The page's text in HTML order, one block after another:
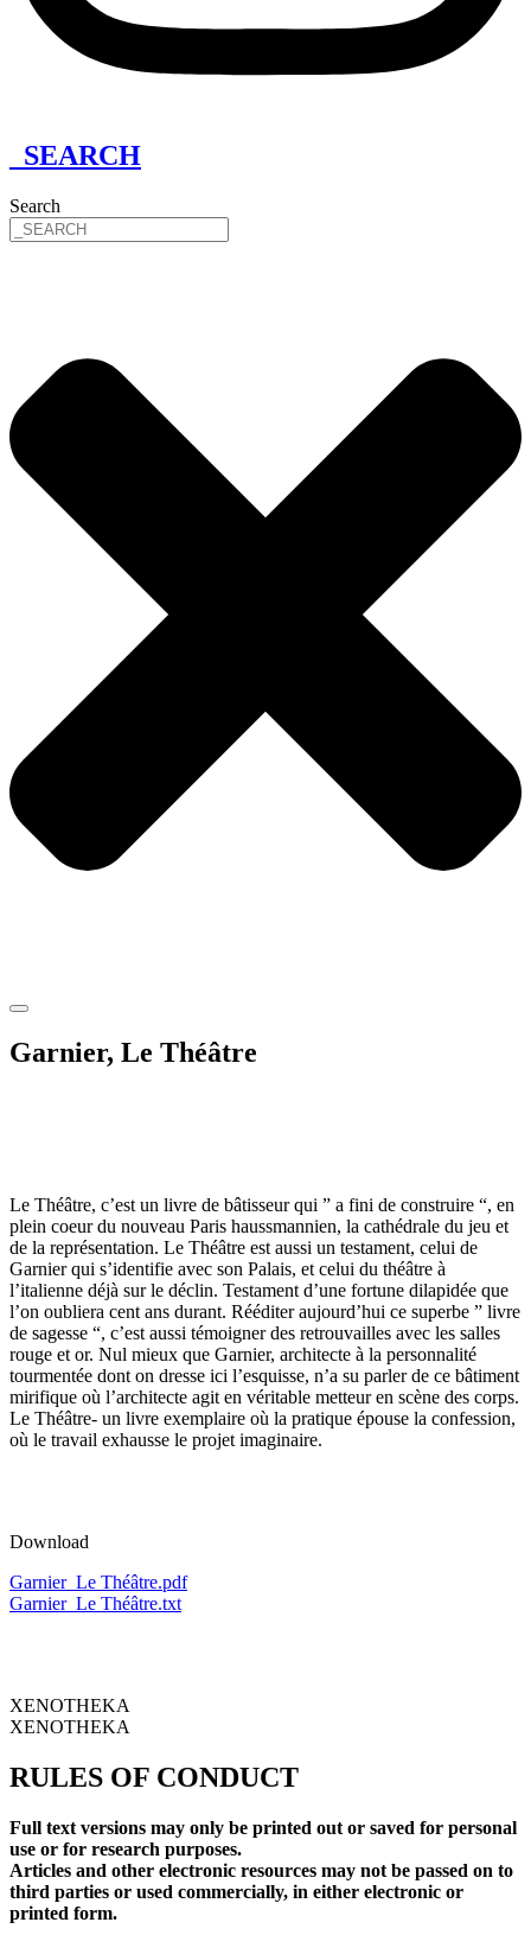
_SEARCH
Search
Garnier, Le Théâtre
Le Théâtre, c’est un livre de bâtisseur qui ” a fini de construire “, en
plein coeur du nouveau Paris haussmannien, la cathédrale du jeu et
de la représentation. Le Théâtre est aussi un testament, celui de
Garnier qui s’identifie avec son Palais, et celui du théâtre à
l’italienne déjà sur le déclin. Testament d’une fortune dilapidée que
l’on oubliera cent ans durant. Rééditer aujourd’hui ce superbe ” livre
de sagesse “, c’est aussi témoigner des retrouvailles avec les salles
rouge et or. Nul mieux que Garnier, architecte à la personnalité
tourmentée dont on dresse ici l’esquisse, n’a su parler de ce bâtiment
mirifique où l’architecte agit en véritable metteur en scène des corps.
Le Théâtre- un livre exemplaire où la pratique épouse la confession,
où le travail exhausse le projet imaginaire.
Download
Garnier_Le Théâtre.pdf
Garnier_Le Théâtre.txt
XENOTHEKA
XENOTHEKA
RULES OF CONDUCT
Full text versions may only be printed out or saved for personal
use or for research purposes.
Articles and other electronic resources may not be passed on to
third parties or used commercially, in either electronic or
printed form.